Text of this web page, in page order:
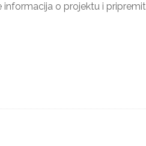
informacija o projektu i